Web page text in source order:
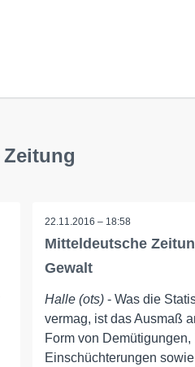
22.11.2016 – 18:58
Mitteldeutsche
Gewalt
Halle (ots)- Was die
vermag, ist das Ausmaß
Form von
Einschüchterungen